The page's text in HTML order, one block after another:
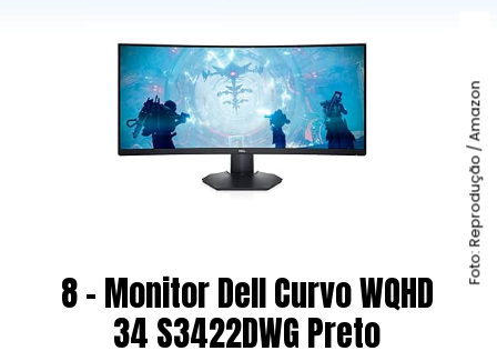
8 - Monitor Dell Curvo WQHD
34 S3422DWG Preto
Foto: Reprodução / Amazon